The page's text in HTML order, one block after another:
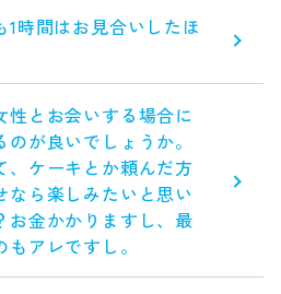
時間はお見合いしたほ
性とお会いする場合に
が良いでしょうか。
、ケーキとか頼んだ方
なら楽しみたいと思い
お金かかりますし、最
アレですし。